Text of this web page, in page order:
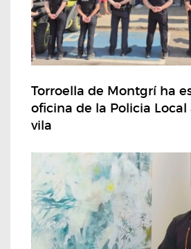
Torroella de Montgrí ha
oficina de la Policia
vila